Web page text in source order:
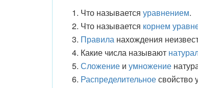
Что называется уравнением.
Что называется корнем
Правила нахождения
Какие числа называют
Сложение и умножение
Распределительноесвойство